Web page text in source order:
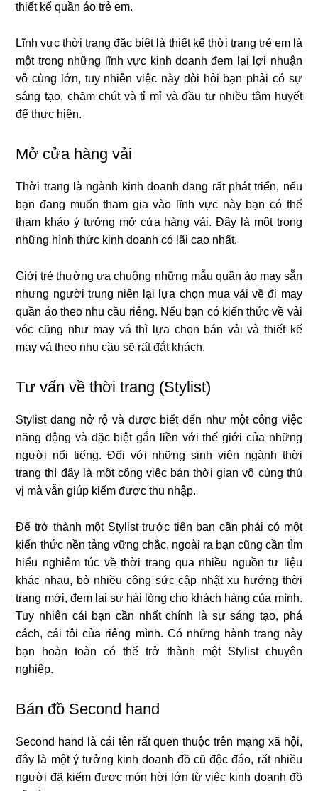
thiết kế quần áo trẻ em.
Lĩnh vực thời trang đặc biệt là thiết kế thời trang trẻ em là
một trong những lĩnh vực kinh doanh đem lại lợi nhuận
vô cùng lớn, tuy nhiên việc này đòi hỏi bạn phải có sự
sáng tạo, chăm chút và tỉ mỉ và đầu tư nhiều tâm huyết
để thực hiện.
Mở cửa hàng vải
Thời trang là ngành kinh doanh đang rất phát triển, nếu
bạn đang muốn tham gia vào lĩnh vực này bạn có thể
tham khảo ý tưởng mở cửa hàng vải. Đây là một trong
những hình thức kinh doanh có lãi cao nhất.
Giới trẻ thường ưa chuộng những mẫu quần áo may sẵn
nhưng người trung niên lại lựa chọn mua vải về đi may
quần áo theo nhu cầu riêng. Nếu bạn có kiến thức về vải
vóc cũng như may vá thì lựa chọn bán vải và thiết kế
may vá theo nhu cầu sẽ rất đắt khách.
Tư vấn về thời trang (Stylist)
Stylist đang nở rộ và được biết đến như một công việc
năng động và đặc biệt gắn liền với thế giới của những
người nổi tiếng. Đối với những sinh viên ngành thời
trang thì đây là một công việc bán thời gian vô cùng thú
vị mà vẫn giúp kiếm được thu nhập.
Để trở thành một Stylist trước tiên bạn cần phải có một
kiến thức nền tảng vững chắc, ngoài ra bạn cũng cần tìm
hiểu nghiêm túc về thời trang qua nhiều nguồn tư liệu
khác nhau, bỏ nhiều công sức cập nhật xu hướng thời
trang mới, đem lại sự hài lòng cho khách hàng của mình.
Tuy nhiên cái bạn cần nhất chính là sự sáng tạo, phá
cách, cái tôi của riêng mình. Có những hành trang này
bạn hoàn toàn có thể trở thành một Stylist chuyên
nghiệp.
Bán đồ Second hand
Second hand là cái tên rất quen thuộc trên mạng xã hội,
đây là một ý tưởng kinh doanh đồ cũ độc đáo, rất nhiều
người đã kiếm được món hời lớn từ việc kinh doanh đồ